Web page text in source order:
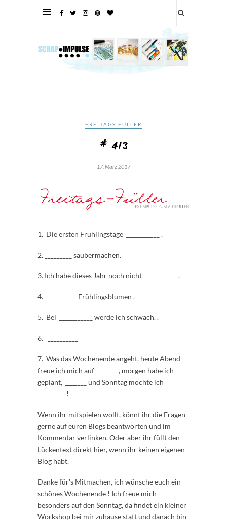
FREITAGS FÜLLER
# 413
17. März 2017
1. Die ersten Frühlingstage ___________ .
2. _________ saubermachen.
3. Ich habe dieses Jahr noch nicht ___________ .
4. __________ Frühlingsblumen .
5. Bei ___________ werde ich schwach. .
6. __________
7. Was das Wochenende angeht, heute Abend
freue ich mich auf _______ , morgen habe ich
geplant, _______ und Sonntag möchte ich
_________ !
Wenn ihr mitspielen wollt, könnt ihr die Fragen
gerne auf euren Blogs beantworten und im
Kommentar verlinken. Oder aber ihr füllt den
Lückentext direkt hier, wenn ihr keinen eigenen
Blog habt.
Danke für's Mitmachen, ich wünsche euch ein
schönes Wochenende ! Ich freue mich
besonders auf den Sonntag, da findet ein kleiner
Workshop bei mir zuhause statt und danach bin